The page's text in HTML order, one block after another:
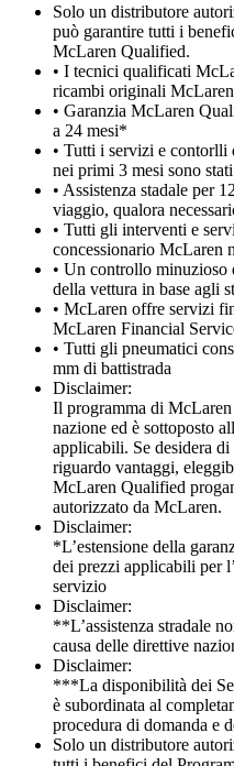
Solo un distributore
può garantire tutti i
McLaren Qualified.
• I tecnici qualificati
ricambi originali McLaren
• Garanzia McLaren
a 24 mesi*
• Tutti i servizi e contorlli
nei primi 3 mesi sono
• Assistenza stadale per
viaggio, qualora
• Tutti gli interventi e
concessionario McLaren
• Un controllo minuzioso
della vettura in base agli
• McLaren offre servizi
McLaren Financial
• Tutti gli pneumatici
mm di battistrada
Disclaimer:
Il programma di
nazione ed è sottoposto
applicabili. Se desidera
riguardo vantaggi,
McLaren Qualified
autorizzato da McLaren.
Disclaimer:
*L’estensione della
dei prezzi applicabili per
servizio
Disclaimer:
**L’assistenza stradale
causa delle direttive
Disclaimer:
***La disponibilità dei
è subordinata al
procedura di domanda e
Solo un distributore